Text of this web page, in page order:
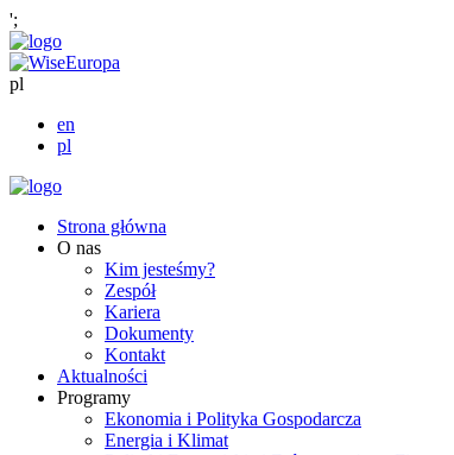
';
pl
en
pl
Strona główna
O nas
Kim jesteśmy?
Zespół
Kariera
Dokumenty
Kontakt
Aktualności
Programy
Ekonomia i Polityka Gospodarcza
Energia i Klimat